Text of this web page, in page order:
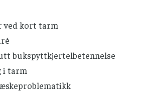
ved kort tarm
bukspyttkjertelbetennelse
i tarm